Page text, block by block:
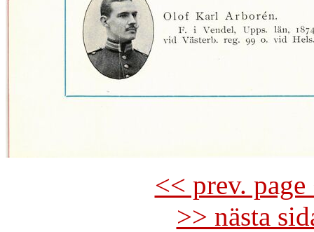
<< prev.
>> nästa